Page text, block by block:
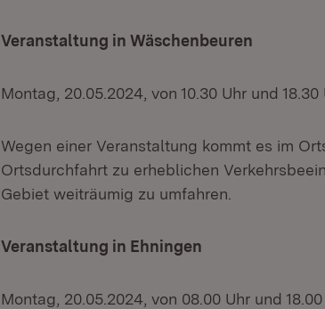
Veranstaltung in Wäschenbeuren
Montag, 20.05.2024, von 10.30 Uhr und 18.30
Wegen einer Veranstaltung kommt es im
Ortsdurchfahrt zu erheblichen
Gebiet weiträumig zu umfahren.
Veranstaltung in Ehningen
Montag, 20.05.2024, von 08.00 Uhr und